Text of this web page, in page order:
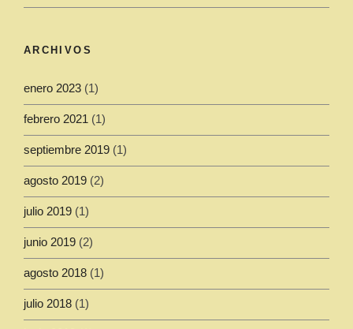
ARCHIVOS
enero 2023 (1)
febrero 2021 (1)
septiembre 2019 (1)
agosto 2019 (2)
julio 2019 (1)
junio 2019 (2)
agosto 2018 (1)
julio 2018 (1)